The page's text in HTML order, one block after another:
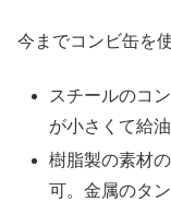
今までコンビ缶を
スチールのコ
が小さくて給
樹脂製の素材
可。金属のタ